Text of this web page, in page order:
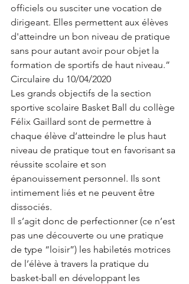
officiels ou susciter une vocation de
dirigeant. Elles permettent aux élèves
d'atteindre un bon niveau de pratique
sans pour autant avoir pour objet la
formation de sportifs de haut niveau.”
Circulaire du 10/04/2020
Les grands objectifs de la section
sportive scolaire Basket Ball du collège
Félix Gaillard sont de permettre à
chaque élève d’atteindre le plus haut
niveau de pratique tout en favorisant sa
réussite scolaire et son
épanouissement personnel. Ils sont
intimement liés et ne peuvent être
dissociés.
Il s’agit donc de perfectionner (ce n’est
pas une découverte ou une pratique
de type “loisir”) les habiletés motrices
de l’élève à travers la pratique du
basket-ball en développant les